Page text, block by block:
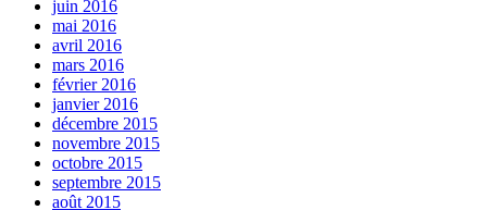
juin 2016
mai 2016
avril 2016
mars 2016
février 2016
janvier 2016
décembre 2015
novembre 2015
octobre 2015
septembre 2015
août 2015